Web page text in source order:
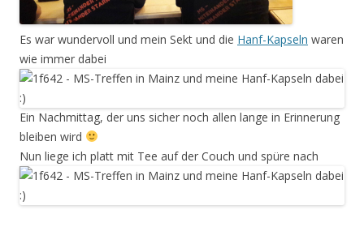
Es war wundervoll und mein Sekt und die Hanf-Kapseln waren
wie immer dabei
Ein Nachmittag, der uns sicher noch allen lange in Erinnerung
bleiben wird
Nun liege ich platt mit Tee auf der Couch und spüre nach